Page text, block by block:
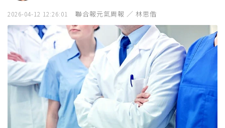
2026-04-12 12:26:01 聯合報元氣周報 ／ 林思偕